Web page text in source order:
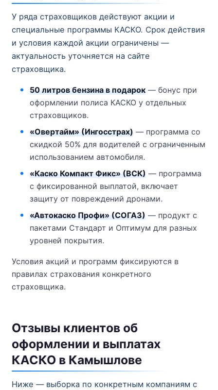
У ряда страховщиков действуют акции и
специальные программы КАСКО. Срок действия
и условия каждой акции ограничены —
актуальность уточняется на сайте
страховщика.
50 литров бензина в подарок— бонус при
оформлении полиса КАСКО у отдельных
страховщиков.
«Овертайм» (Ингосстрах)— программа со
скидкой 50% для водителей с ограниченным
использованием автомобиля.
«Каско Компакт Фикс» (ВСК)— программа
с фиксированной выплатой, включает
защиту от повреждений дронами.
«Автокаско Профи» (СОГАЗ)— продукт с
пакетами Стандарт и Оптимум для разных
уровней покрытия.
Условия акций и программ фиксируются в
правилах страхования конкретного
страховщика.
Отзывы клиентов об
оформлении и выплатах
КАСКО в Камышлове
Ниже — выборка по конкретным компаниям с